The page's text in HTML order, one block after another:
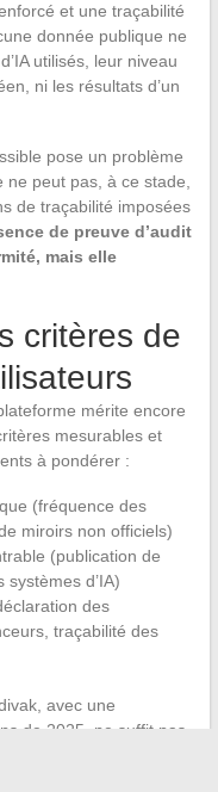
et une traçabilité
donnée publique ne
utilisés, leur niveau
ni les résultats d’un
pose un problème
ne peut pas, à ce stade,
de traçabilité imposées
de preuve d’audit
mais elle
critères de
mérite encore
mesurables et
à pondérer :
(fréquence des
miroirs non officiels)
(publication de
systèmes d’IA)
des
traçabilité des
avec une
de 2025, ne suffit pas